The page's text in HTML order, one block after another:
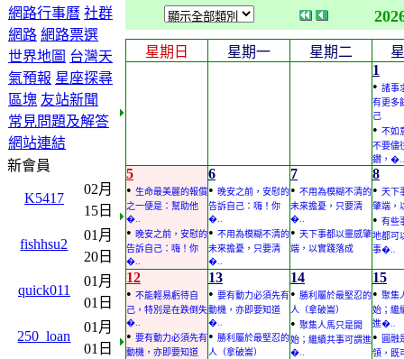
網路行事曆 社群
網路 網路票選
世界地圖 台灣天
氣預報 星座探尋
區塊 友站新聞
常見問題及解答
網站連結
新會員
K5417
02月
15日
fishhsu2
01月
20日
quick011
01月
01日
250_loan
01月
01日
星期日 星期一 星期二
1
• 諸事
有更多
己
• 不如
不要儘
鑽，�..
5
• 生命最美麗的報償
之一便是：幫助他
�..
• 晚安之前，安慰的
告訴自己：嗨！你
�..
6
• 晚安之前，安慰的
告訴自己：嗨！你
�..
• 不用為模糊不清的
未來擔憂，只要清
�..
7
• 不用為模糊不清的
未來擔憂，只要清
�..
• 天下事都以靈感肇
端，以實踐落成
8
• 天下
肇端，
• 有些
地都可
事�..
12
• 不能輕易虧待自
己，特別是在跌倒失
�..
• 要有動力必須先有
動機，亦即要知道
13
• 要有動力必須先有
動機，亦即要知道
�..
• 勝利屬於最堅忍的
人（拿破崙）
14
• 勝利屬於最堅忍的
人（拿破崙）
• 聚集人馬只是開
始；繼續共事可謂進
�..
15
• 聚集
始；繼
進�..
•
圓融
領，既